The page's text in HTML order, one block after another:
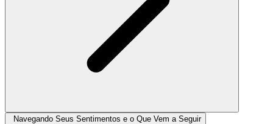
Navegando Seus Sentimentos e o Que Vem a Seguir